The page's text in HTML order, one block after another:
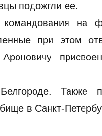
подожгли ее.
на
при этом
Также
в Санкт-